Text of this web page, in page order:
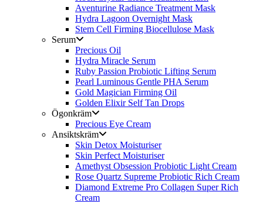
Aventurine Radiance Treatment Mask
Hydra Lagoon Overnight Mask
Stem Cell Firming Biocellulose Mask
Serum
Precious Oil
Hydra Miracle Serum
Ruby Passion Probiotic Lifting Serum
Pearl Luminous Gentle PHA Serum
Gold Magician Firming Oil
Golden Elixir Self Tan Drops
Ögonkräm
Precious Eye Cream
Ansiktskräm
Skin Detox Moisturiser
Skin Perfect Moisturiser
Amethyst Obsession Probiotic Light Cream
Rose Quartz Supreme Probiotic Rich Cream
Diamond Extreme Pro Collagen Super Rich
Cream